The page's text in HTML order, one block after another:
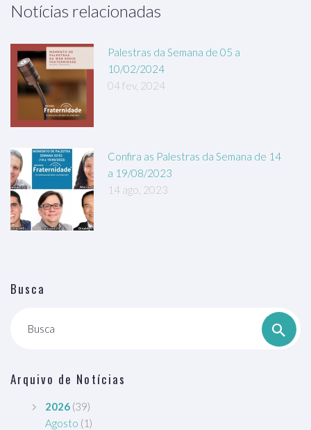
Notícias relacionadas
Palestras da Semana de 05 a
10/02/2024
04 fev, 2024
Confira as Palestras da Semana de 14
a 19/08/2023
14 ago, 2023
Busca
Busca
Arquivo de Notícias
2026 (39)
Agosto (1)